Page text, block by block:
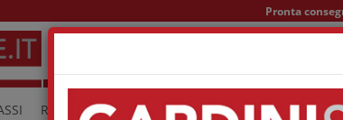
Pronta
RETI E LETTI Area KIDS SOGGIORNO